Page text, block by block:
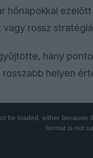
hónapokkal
vagy rossz
hány
helyen
be loaded, either because
format is not